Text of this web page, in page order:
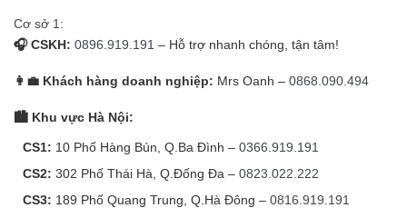
Cơ sở 1:
🎧 CSKH: 0896.919.191 – Hỗ trợ nhanh chóng, tận tâm!
👩‍💼 Khách hàng doanh nghiệp: Mrs Oanh – 0868.090.494
🏙️ Khu vực Hà Nội:
CS1: 10 Phố Hàng Bún, Q.Ba Đình – 0366.919.191
CS2: 302 Phố Thái Hà, Q.Đống Đa – 0823.022.222
CS3: 189 Phố Quang Trung, Q.Hà Đông – 0816.919.191